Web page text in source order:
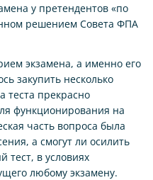
у претендентов «по
решением Совета ФПА
экзамена, а именно его
закупить несколько
теста прекрасно
функционирования на
часть вопроса была
а смогут ли осилить
тест, в условиях
любому экзамену.